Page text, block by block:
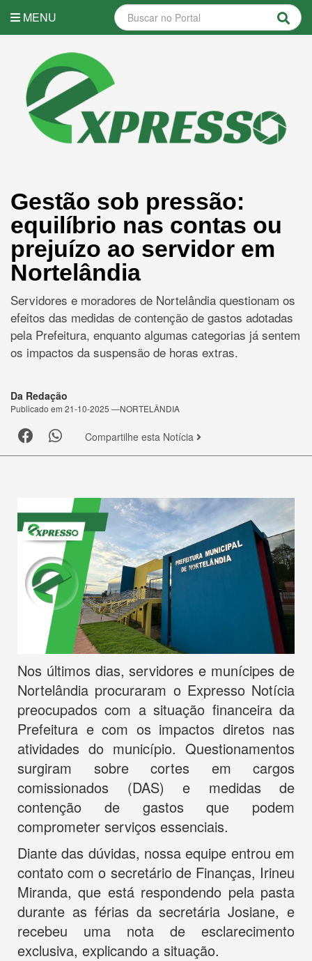
MENU
Gestão sob pressão:
equilíbrio nas contas ou
prejuízo ao servidor em
Nortelândia
Servidores e moradores de Nortelândia questionam os
efeitos das medidas de contenção de gastos adotadas
pela Prefeitura, enquanto algumas categorias já sentem
os impactos da suspensão de horas extras.
Da Redação
Publicado em 21-10-2025 —NORTELÂNDIA
Compartilhe esta Notícia
Nos últimos dias, servidores e munícipes de
Nortelândia procuraram o Expresso Notícia
preocupados com a situação financeira da
Prefeitura e com os impactos diretos nas
atividades do município. Questionamentos
surgiram sobre cortes em cargos
comissionados (DAS) e medidas de
contenção de gastos que podem
comprometer serviços essenciais.
Diante das dúvidas, nossa equipe entrou em
contato com o secretário de Finanças, Irineu
Miranda, que está respondendo pela pasta
durante as férias da secretária Josiane, e
recebeu uma nota de esclarecimento
exclusiva, explicando a situação.